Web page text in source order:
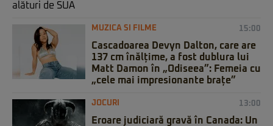
MUZICA SI FILME 15:00
Cascadoarea Devyn Dalton, care are
137 cm înălțime, a fost dublura lui
Matt Damon în „Odiseea”: Femeia cu
„cele mai impresionante brațe”
JOCURI 13:00
Eroare judiciară gravă în Canada: Un